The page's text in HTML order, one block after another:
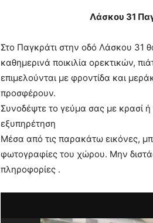
show.desi
brandi
lyons
teaches
you
meaning
of
pain.
pornhun
porn
Λάσκου 31
Στο Παγκράτι στην οδό Λάσκου 31
καθημερινά ποικιλία ορεκτικών,
επιμελούνται με φροντίδα και
προσφέρουν.
Συνοδέψτε το γεύμα σας με κρασί ή
εξυπηρέτηση
Μέσα από τις παρακάτω εικόνες,
φωτογραφίες του χώρου. Μην
πληροφορίες .